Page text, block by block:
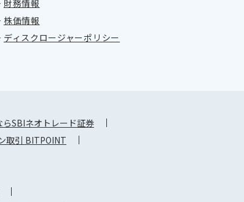
財務情報
株価情報
ディスクロージャーポリシー
SBIネオトレード証券
取引 BITPOINT